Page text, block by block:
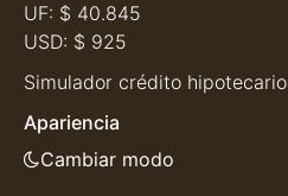
UF: $ 40.845
USD: $ 925
Simulador crédito hipotecario
Apariencia
Cambiar modo